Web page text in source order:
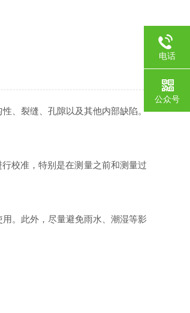
、裂缝、孔隙以及其他内部缺陷。
校准，特别是在测量之前和测量过
。此外，尽量避免雨水、潮湿等影
电话
公众号